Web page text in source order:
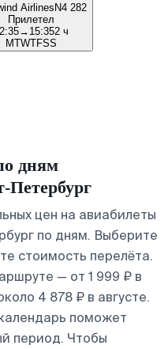
AirlinesN4 282
Прилетел
→ 15:352 ч
MTWTFSS
дням
цен на авиабилеты
по дням. Выберите
стоимость перелёта.
— от 1 999 ₽ в
4 878 ₽ в августе.
поможет
период. Чтобы